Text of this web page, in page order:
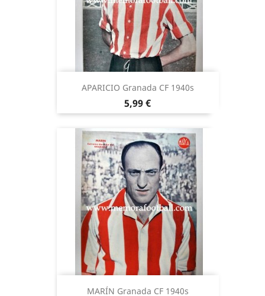
APARICIO Granada CF 1940s
Precio
5,99 €
MARÍN Granada CF 1940s